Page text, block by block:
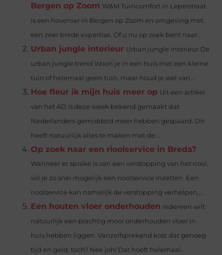
Bergen op Zoom W&M Tuincomfort in Lepelstraat
is een hovenier in Bergen op Zoom en omgeving met
een zeer brede expertise. Of u nu op zoek bent naar...
Urban jungle interieur Urban jungle interieur De
urban jungle trend Woon je in een huis met een kleine
tuin of helemaal geen tuin, maar houd je wel van...
Hoe fleur ik mijn huis meer op Uit een artikel
van het AD is deze week bekend gemaakt dat
Nederlanders gemiddeld meer hebben gespaard. Dit
heeft natuurlijk alles te maken met de...
Op zoek naar een rioolservice in Breda?
Wanneer er sprake is van een verstopping van het riool,
wil je zo snel mogelijk een rioolservice inzetten. Een
rioolservice kan namelijk de verstopping verhelpen,...
Een houten vloer onderhouden Iedereen wilt
natuurlijk een prachtig mooi onderhouden vloer in
huis hebben liggen. Vanzelfsprekend kost dat genoeg
tijd en geld, toch? Nee joh! Dat hoeft helemaal...